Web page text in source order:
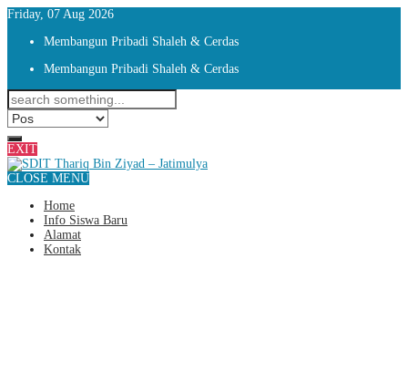
Friday, 07 Aug 2026
Membangun Pribadi Shaleh & Cerdas
Membangun Pribadi Shaleh & Cerdas
EXIT
CLOSE MENU
Home
Info Siswa Baru
Alamat
Kontak